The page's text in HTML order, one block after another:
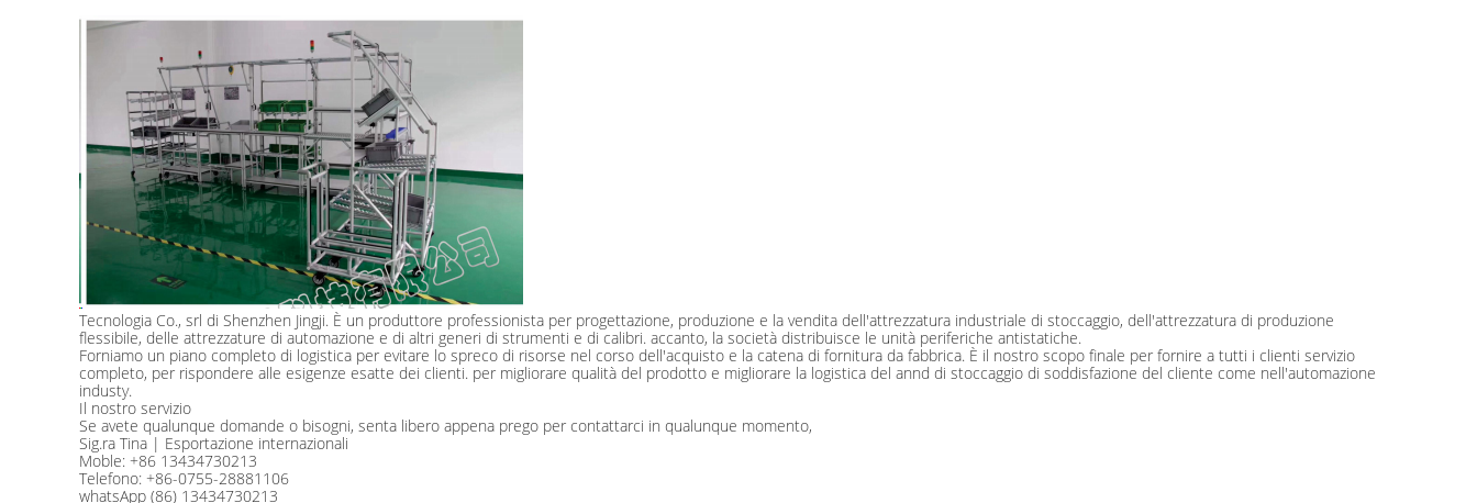
Tecnologia Co., srl di Shenzhen Jingji. È un produttore professionista per progettazione, produzione e la vendita dell'attrezzatura industriale di stoccaggio, dell'attrezzatura di produzione
flessibile, delle attrezzature di automazione e di altri generi di strumenti e di calibri. accanto, la società distribuisce le unità periferiche antistatiche.
Forniamo un piano completo di logistica per evitare lo spreco di risorse nel corso dell'acquisto e la catena di fornitura da fabbrica. È il nostro scopo finale per fornire a tutti i clienti servizio
completo, per rispondere alle esigenze esatte dei clienti. per migliorare qualità del prodotto e migliorare la logistica del annd di stoccaggio di soddisfazione del cliente come nell'automazione
industy.
Il nostro servizio
Se avete qualunque domande o bisogni, senta libero appena prego per contattarci in qualunque momento,
Sig.ra Tina | Esportazione internazionali
Moble: +86 13434730213
Telefono: +86-0755-28881106
whatsApp (86) 13434730213